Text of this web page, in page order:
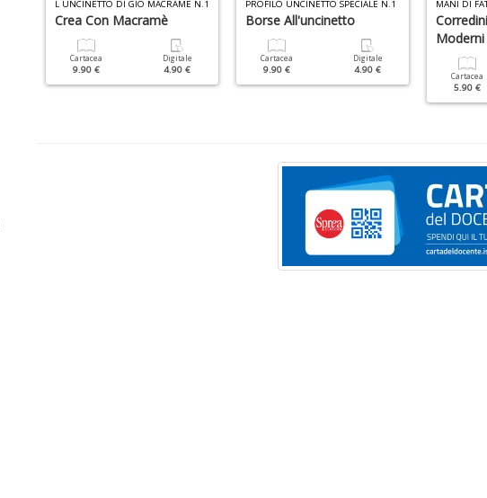
L UNCINETTO DI GIO MACRAME N.1
Crea Con Macramè
Cartacea
9.90 €
Digitale
4.90 €
PROFILO UNCINETTO SPECIALE N.1
Borse All'uncinetto
Cartacea
9.90 €
Digitale
4.90 €
MANI DI
Moderni
Cartacea
5.90 €